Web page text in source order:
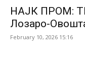
НАЈК ПРОМ:
Лозаро-
February 10, 2026 15:16